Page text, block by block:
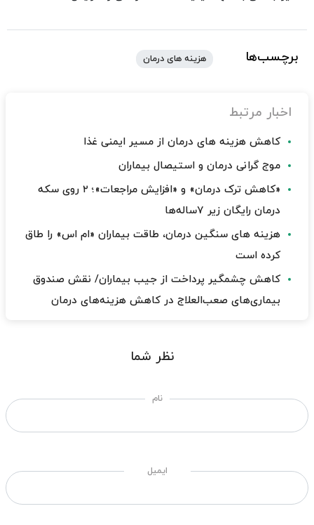
برچسب‌ها هزینه های درمان
اخبار مرتبط
کاهش هزینه های درمان از مسیر ایمنی غذا
موج گرانی درمان و استیصال بیماران
«کاهش ترک درمان» و «افزایش مراجعات»؛ ۲ روی سکه
درمان رایگان زیر ۷‌ساله‌ها
هزینه های سنگین درمان، طاقت بیماران «ام اس» را طاق
کرده است
کاهش چشمگیر پرداخت از جیب بیماران/ نقش صندوق
بیماری‌های صعب‌العلاج در کاهش هزینه‌های درمان
نظر شما
نام
ایمیل